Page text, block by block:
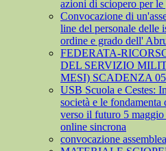
azioni di sciopero per
Convocazione di
line del personale delle
ordine e grado dell'
FEDERATA-
DEL SERVIZIO
MESI) SCADENZA
USB Scuola e Cestes:
società e le fondamenta
verso il futuro 5
online sincrona
convocazione